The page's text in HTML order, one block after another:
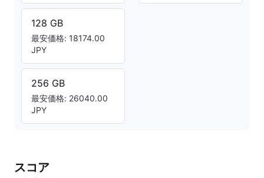
128 GB
最安価格: 18174.00
JPY
256 GB
最安価格: 26040.00
JPY
スコア